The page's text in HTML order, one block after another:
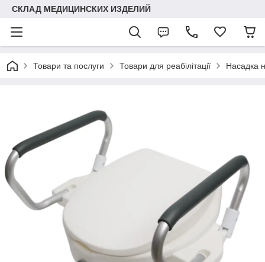
СКЛАД МЕДИЦИНСКИХ ИЗДЕЛИЙ
Товари та послуги Товари для реабілітації Насадка